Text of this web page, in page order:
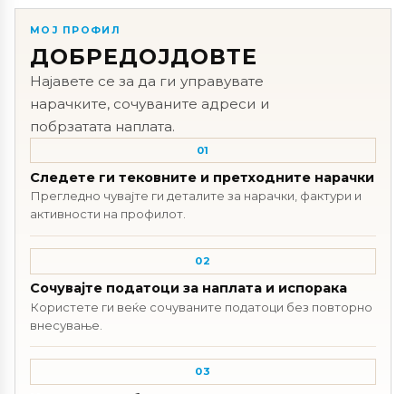
МОЈ ПРОФИЛ
ДОБРЕДОЈДОВТЕ
Најавете се за да ги управувате
нарачките, сочуваните адреси и
побрзатата наплата.
01
Следете ги тековните и претходните нарачки
Прегледно чувајте ги деталите за нарачки, фактури и
активности на профилот.
02
Сочувајте податоци за наплата и испорака
Користете ги веќе сочуваните податоци без повторно
внесување.
03